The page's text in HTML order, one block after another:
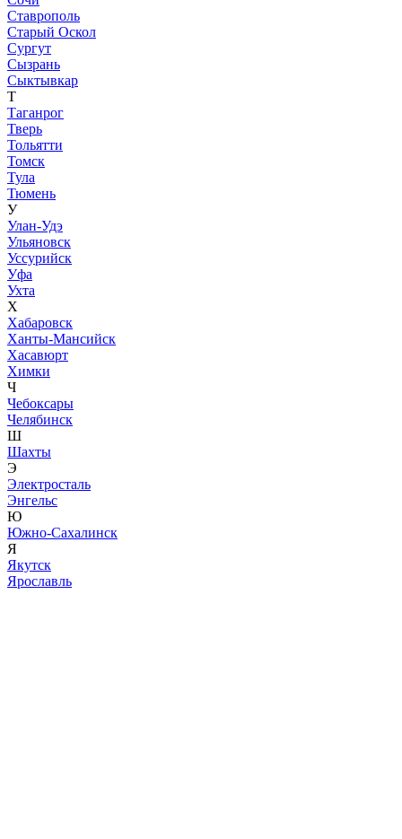
Ставрополь
Старый Оскол
Сургут
Сызрань
Сыктывкар
Т
Таганрог
Тверь
Тольятти
Томск
Тула
Тюмень
У
Улан-Удэ
Ульяновск
Уссурийск
Уфа
Ухта
Х
Хабаровск
Ханты-Мансийск
Хасавюрт
Химки
Ч
Чебоксары
Челябинск
Ш
Шахты
Э
Электросталь
Энгельс
Ю
Южно-Сахалинск
Я
Якутск
Ярославль